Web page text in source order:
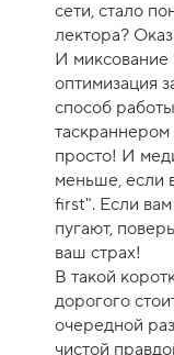
а
к
у
р
с
а
-
1
0
сети, стало
лектора?
И миксование
оптимизация
способ
таскраннером
просто! И
меньше, если
first". Если
пугают,
ваш страх!
В такой
дорогого
очередной
чистой